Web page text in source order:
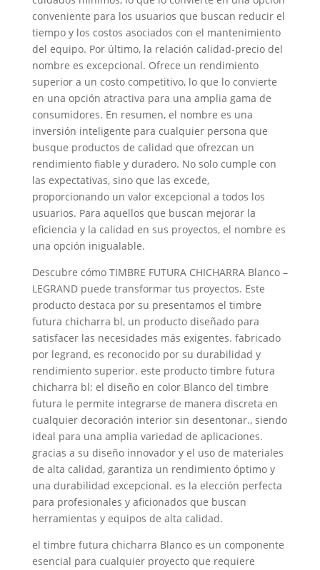
conveniente para los usuarios que buscan reducir el
tiempo y los costos asociados con el mantenimiento
del equipo. Por último, la relación calidad-precio del
nombre es excepcional. Ofrece un rendimiento
superior a un costo competitivo, lo que lo convierte
en una opción atractiva para una amplia gama de
consumidores. En resumen, el nombre es una
inversión inteligente para cualquier persona que
busque productos de calidad que ofrezcan un
rendimiento fiable y duradero. No solo cumple con
las expectativas, sino que las excede,
proporcionando un valor excepcional a todos los
usuarios. Para aquellos que buscan mejorar la
eficiencia y la calidad en sus proyectos, el nombre es
una opción inigualable.
Descubre cómo TIMBRE FUTURA CHICHARRA Blanco –
LEGRAND puede transformar tus proyectos. Este
producto destaca por su presentamos el timbre
futura chicharra bl, un producto diseñado para
satisfacer las necesidades más exigentes. fabricado
por legrand, es reconocido por su durabilidad y
rendimiento superior. este producto timbre futura
chicharra bl: el diseño en color Blanco del timbre
futura le permite integrarse de manera discreta en
cualquier decoración interior sin desentonar., siendo
ideal para una amplia variedad de aplicaciones.
gracias a su diseño innovador y el uso de materiales
de alta calidad, garantiza un rendimiento óptimo y
una durabilidad excepcional. es la elección perfecta
para profesionales y aficionados que buscan
herramientas y equipos de alta calidad.
el timbre futura chicharra Blanco es un componente
esencial para cualquier proyecto que requiere